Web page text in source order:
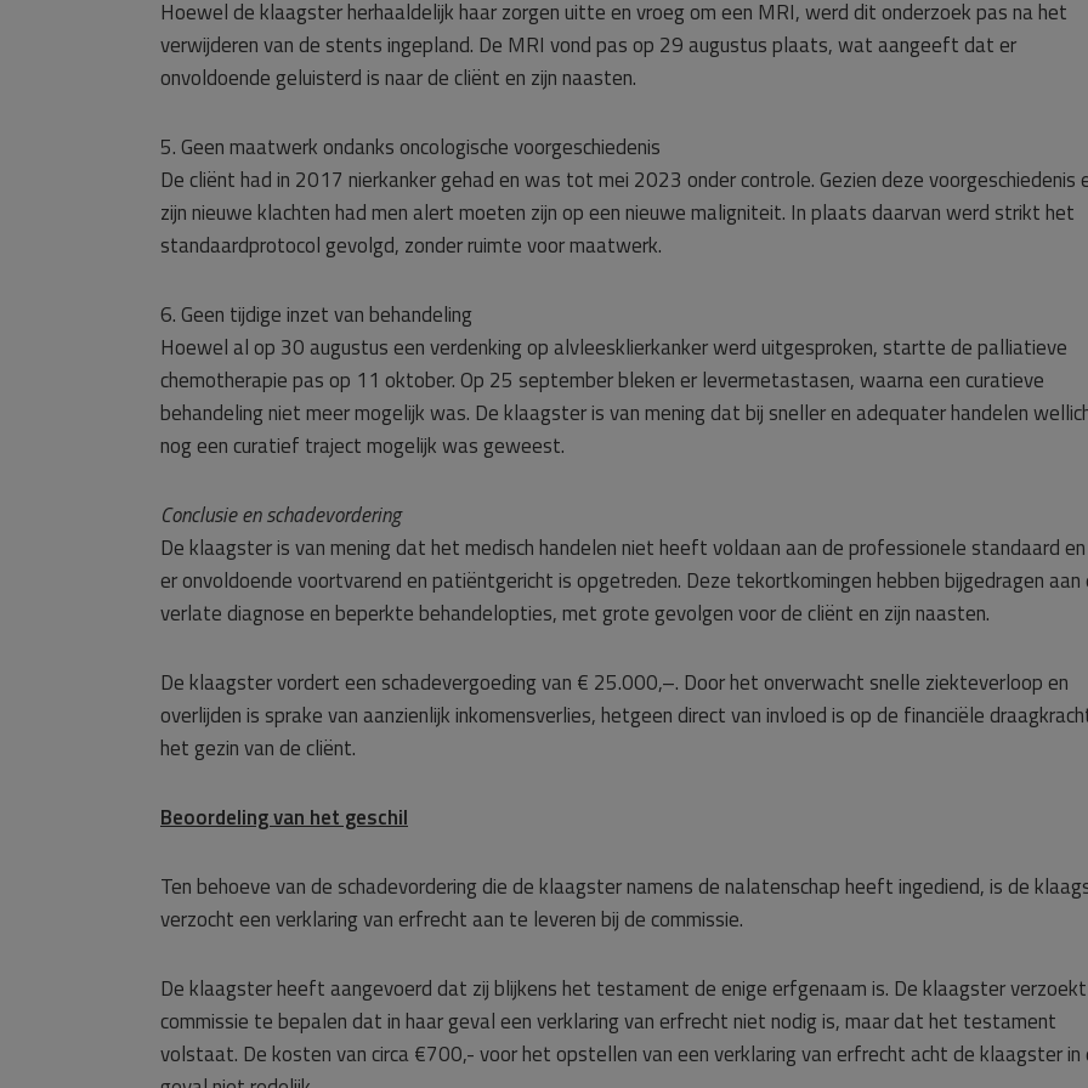
Hoewel de klaagster herhaaldelijk haar zorgen uitte en vroeg om een MRI, werd dit onderzoek pas na het
verwijderen van de stents ingepland. De MRI vond pas op 29 augustus plaats, wat aangeeft dat er
onvoldoende geluisterd is naar de cliënt en zijn naasten.
5. Geen maatwerk ondanks oncologische voorgeschiedenis
De cliënt had in 2017 nierkanker gehad en was tot mei 2023 onder controle. Gezien deze voorgeschiedenis
zijn nieuwe klachten had men alert moeten zijn op een nieuwe maligniteit. In plaats daarvan werd strikt het
standaardprotocol gevolgd, zonder ruimte voor maatwerk.
6. Geen tijdige inzet van behandeling
Hoewel al op 30 augustus een verdenking op alvleesklierkanker werd uitgesproken, startte de palliatieve
chemotherapie pas op 11 oktober. Op 25 september bleken er levermetastasen, waarna een curatieve
behandeling niet meer mogelijk was. De klaagster is van mening dat bij sneller en adequater handelen
nog een curatief traject mogelijk was geweest.
Conclusie en schadevordering
De klaagster is van mening dat het medisch handelen niet heeft voldaan aan de professionele standaard
er onvoldoende voortvarend en patiëntgericht is opgetreden. Deze tekortkomingen hebben bijgedragen aan
verlate diagnose en beperkte behandelopties, met grote gevolgen voor de cliënt en zijn naasten.
De klaagster vordert een schadevergoeding van € 25.000,–. Door het onverwacht snelle ziekteverloop en
overlijden is sprake van aanzienlijk inkomensverlies, hetgeen direct van invloed is op de financiële
het gezin van de cliënt.
Beoordeling van het geschil
Ten behoeve van de schadevordering die de klaagster namens de nalatenschap heeft ingediend, is de
verzocht een verklaring van erfrecht aan te leveren bij de commissie.
De klaagster heeft aangevoerd dat zij blijkens het testament de enige erfgenaam is. De klaagster
commissie te bepalen dat in haar geval een verklaring van erfrecht niet nodig is, maar dat het testament
volstaat. De kosten van circa €700,- voor het opstellen van een verklaring van erfrecht acht de klaagster